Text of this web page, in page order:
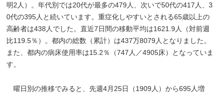
明2人）。年代別では20代が最多の479人、次いで50代の417人、3
0代の395人と続いています。重症化しやすいとされる65歳以上の
高齢者は438人でした。直近7日間の移動平均は1621.9人（対前週
比119.5％）。都内の総数（累計）は437万8079人となりました。
また、都内の病床使用率は15.2％（747人／4905床）となっていま
す。
曜日別の推移でみると、先週4月25日（1909人）から695人増